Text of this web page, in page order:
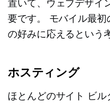
置いて、ウェブデザイ
要です。 モバイル最初
の好みに応えるという
ホスティング
ほとんどのサイト ビ